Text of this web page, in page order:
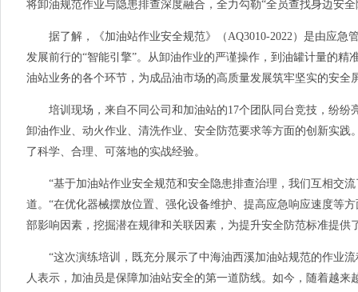
将卸油规范作业与隐患排查深度融合，全力勾勒“全员查找身边安
据了解，《加油站作业安全规范》（AQ3010-2022）是由应急
发展前行的“智能引擎”。从卸油作业的严谨操作，到油罐计量的
油站业务的各个环节，为成品油市场的高质量发展筑牢坚实的安全
培训现场，来自不同公司和加油站的17个团队同台竞技，纷纷
卸油作业、动火作业、清洗作业、安全防范要求等方面的创新实
了科学、合理、可落地的实战经验。
“基于加油站作业安全规范和安全隐患排查治理，我们互相交流
道。“在优化器械摆放位置、强化设备维护、提高应急响应速度等
部影响因素，挖掘潜在规律和关联因素，为提升安全防范标准提供
“这次演练培训，既充分展示了中海油西溪加油站规范的作业流
人表示，加油员是保障加油站安全的第一道防线。如今，随着越